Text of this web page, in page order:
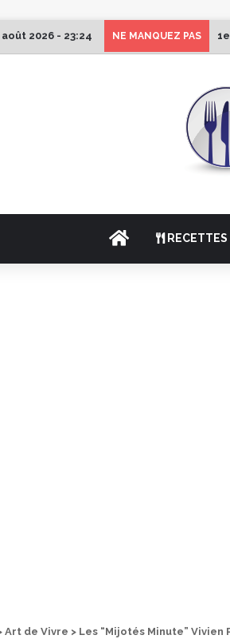
2026 - 23:24 NE MANQUEZ PAS
ACCUEIL
Art de Vivre > Les “Mijotés Minute”